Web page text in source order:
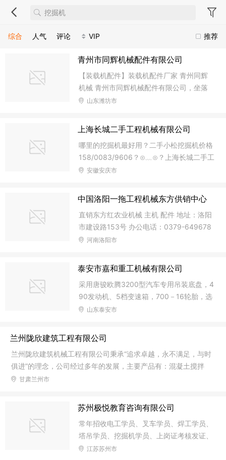
推荐
综合 人气 评论 VIP
青州市同辉机械配件有限公司
【装载机配件】装载机配件厂家 青州同辉
机械 青州市同辉机械配件有限公司，坐落
在著名的历史文化名城，全国最大的工程机
国道、济青高速横贯东西，地理位置优越，
交通便利。 公司占地面积8000余平方米，
其中生产厂房4000平方米，拥有薄钣结构
专业工程技术人员12人、员工158人，年产
各类工程机械类驾驶室、机罩、方向杆总
钣结构制造的生产企业，公司产品广泛用
机、拌和机、联合收割机等系列工程
山东潍坊市
上海长城二手工程机械有限公司
哪里的挖掘机最好用？二手小松挖掘机价格
158/0083/9606？⊙﹏⊙？上海长城二手工
程机械网(158 0083 9606)是一家专业的二
（旧）挖掘机，铲车，叉车，推土机，压路
机（压道机），汽车吊，平地机等二手工程
机械设备。公司秉承以质量求生存，以技术
促发展的指导思想，长年为广大客户提供物
美价廉，货真价实的各类二手机械设备，连
销商》之列。公司总经理杨城先生携公司全
滚！凡前来我公司看货：车站免费接送
安徽安庆市
中国洛阳一拖工程机械东方供销中心
直销东方红农业机械 主机 配件 地址：洛阳
市建设路153号 办公电话：0379-649678
68 传真电话：0379-64977698 手机：18
理 Email：lydfjx@126.com http://www.ly
dfjx.com QQ:1310182472
河南洛阳市
泰安市嘉和重工机械有限公司
采用唐骏欧腾3200型汽车专用吊装底盘，4
90发动机、5档变速箱，700－16轮胎，选
用高强度钢板整体焊接，4节臂6边形截
压绞车吊装，配有副钩及快速落绳装置，配
有中央回转接头，可360度任意回转，采用
42CrMo滚珠轨道齿面调质淬火转盘，16M
n材质吊臂、杆高24米，可选装电机泵站，
大起重量8吨。
山东泰安市
兰州陇欣建筑工程有限公司
兰州陇欣建筑机械工程有限公司秉承“追求卓越，永不满足，与时
俱进”的理念，公司经过多年的发展，主要产品有：混凝土搅拌
站、混凝土臂架泵车、混凝土输送泵、车载式混凝土泵、混凝土
机、切削钻机、冲击钻机、小型挖掘机、塔式起重机、施工升降
机等13大系列150多个品种，产品质量均达到国内领先国际先进
水平。产品销往甘、青、宁三省。欢迎广大用户前来洽谈合作。
甘肃兰州市
苏州极悦教育咨询有限公司
常年招收电工学员、叉车学员、焊工学员、
塔吊学员、挖掘机学员、上岗证考核发证、
复审。报名电话：0512-66310865 0512-
江苏苏州市